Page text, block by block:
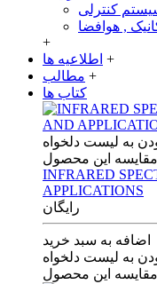
کنترلی
, هوافضا
+
اطلاعیه ها +
مطالب +
کتاب ها
به لیست دلخواه
مقایسه این محصول
INFRARED
APPLICATIONS
رایگان
اضافه به سبد خرید
به لیست دلخواه
مقایسه این محصول